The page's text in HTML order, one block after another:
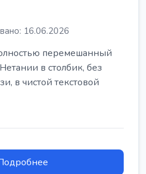
16.06.2026
перемешанный
в столбик, без
в чистой текстовой
производстве: